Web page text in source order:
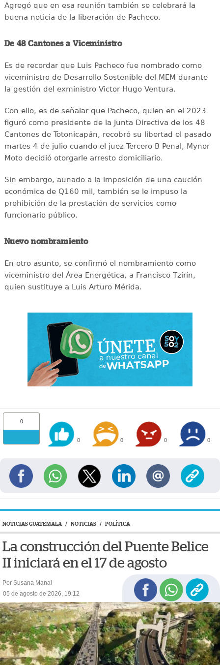
Agregó que en esa reunión también se celebrará la
buena noticia de la liberación de Pacheco.
De 48 Cantones a Viceministro
Es de recordar que Luis Pacheco fue nombrado como
viceministro de Desarrollo Sostenible del MEM durante
la gestión del exministro Victor Hugo Ventura.
Con ello, es de señalar que Pacheco, quien en el 2023
figuró como presidente de la Junta Directiva de los 48
Cantones de Totonicapán, recobró su libertad el pasado
martes 4 de julio cuando el juez Tercero B Penal, Mynor
Moto decidió otorgarle arresto domiciliario.
Sin embargo, aunado a la imposición de una caución
económica de Q160 mil, también se le impuso la
prohibición de la prestación de servicios como
funcionario público.
Nuevo nombramiento
En otro asunto, se confirmó el nombramiento como
viceministro del Área Energética, a Francisco Tzirín,
quien sustituye a Luis Arturo Mérida.
0
0 0 0 0
NOTICIAS GUATEMALA / NOTICIAS / POLÍTICA
La construcción del Puente Belice
II iniciará en el 17 de agosto
Por Susana Manai
05 de agosto de 2026, 19:12